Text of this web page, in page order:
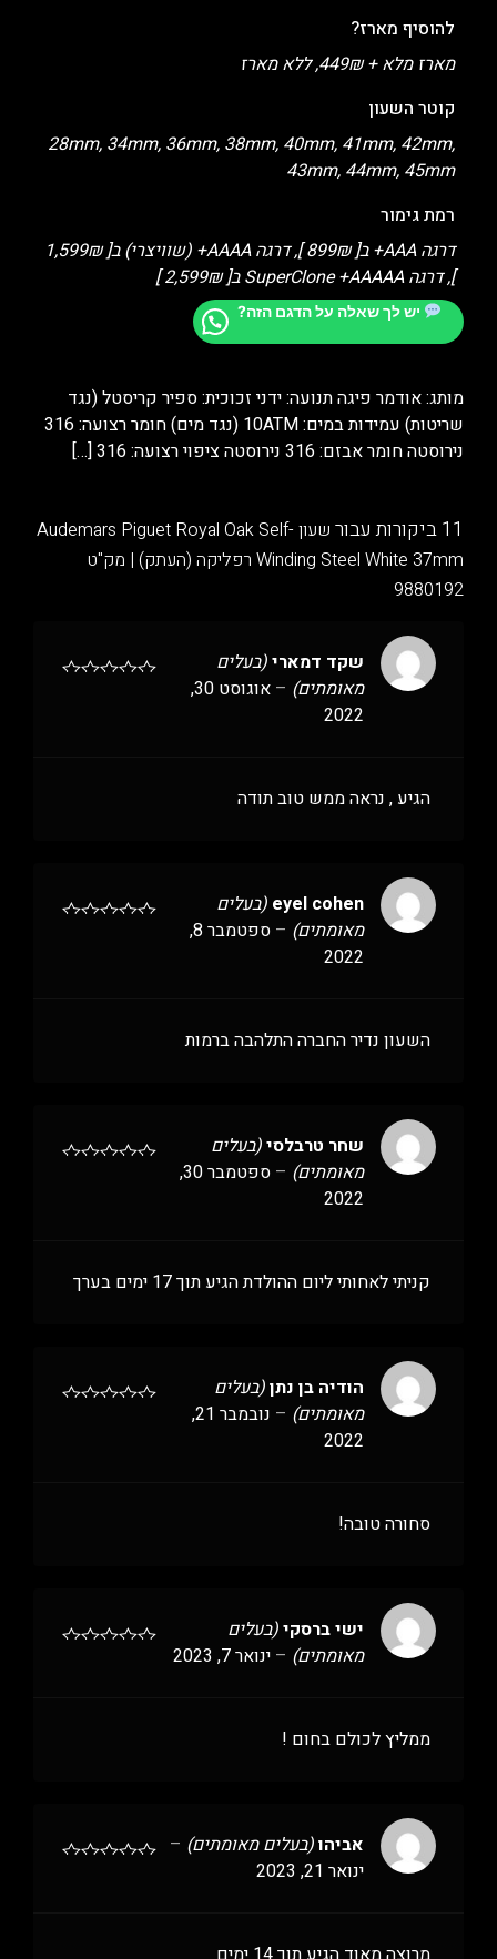
להוסיף מארז?
מארז מלא + 449₪, ללא מארז
קוטר השעון
28mm, 34mm, 36mm, 38mm, 40mm, 41mm, 42mm,
43mm, 44mm, 45mm
רמת גימור
דרגה AAA+ ב[ 899₪ ], דרגה AAAA+ (שוויצרי) ב[ 1,599₪
], דרגה SuperClone +AAAAA ב[ 2,599₪ ]
יש לך שאלה על הדגם הזה?
מותג: אודמר פיגה תנועה: ידני זכוכית: ספיר קריסטל (נגד
שריטות) עמידות במים: 10ATM (נגד מים) חומר רצועה: 316
נירוסטה חומר אבזם: 316 נירוסטה ציפוי רצועה: 316
[…]
11 ביקורות עבור
שעון Audemars Piguet Royal Oak Self-
Winding Steel White 37mm רפליקה (העתק) | מק"ט
9880192
שקד דמארי(בעלים
מאומתים) –
אוגוסט 30,
2022
הגיע , נראה ממש טוב תודה
eyel cohen (בעלים
מאומתים) –
ספטמבר 8,
2022
השעון נדיר החברה התלהבה ברמות
שחר טרבלסי(בעלים
מאומתים) –
ספטמבר 30,
2022
קניתי לאחותי ליום ההולדת הגיע תוך 17 ימים בערך
הודיה בן נתן(בעלים
מאומתים) –
נובמבר 21,
2022
סחורה טובה!
ישי ברסקי(בעלים
מאומתים) – ינואר 7, 2023
ממליץ לכולם בחום !
אביהו(בעלים מאומתים) –
ינואר 21, 2023